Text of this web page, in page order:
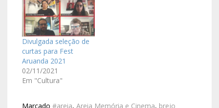
Divulgada seleção de
curtas para Fest
Aruanda 2021
02/11/2021
Em "Cultura"
Marcado #areia, Areia Memória e Cinema, brejo